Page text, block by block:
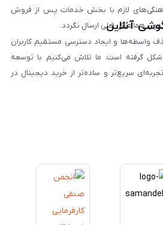
لازم با بخش خدمات پس از فروش
هماهنگی قبلی ارسال نگردد.
آنلاین
واسطه‌ها و ایجاد دسترسی مستقیم کاربران
گرفته است. ما تلاش می‌کنیم با توسعه
سریع‌تر و ساده‌تر از خرید دیجیتال در
مرجعی قابل اعتماد برای خرید کالای دیجیتال،
می‌کند.